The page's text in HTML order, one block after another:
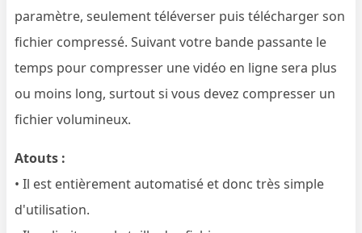
paramètre, seulement téléverser puis télécharger son
fichier compressé. Suivant votre bande passante le
temps pour compresser une vidéo en ligne sera plus
ou moins long, surtout si vous devez compresser un
fichier volumineux.
Atouts :
• Il est entièrement automatisé et donc très simple
d'utilisation.